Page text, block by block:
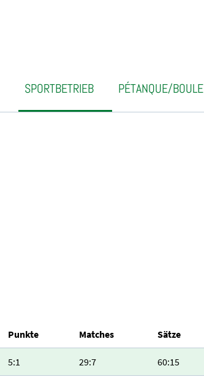
SPORTBETRIEB PÉTANQUE/BOULE
Punkte Matches Sätze
5:1 29:7 60:15